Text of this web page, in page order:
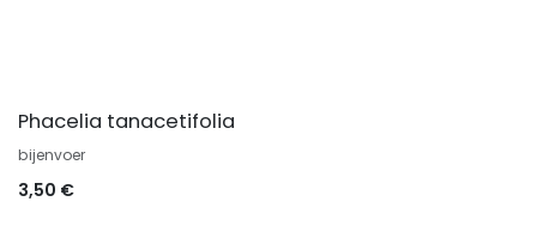
Phacelia tanacetifolia
bijenvoer
3,50 €